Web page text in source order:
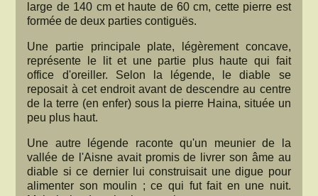
large de 140 cm et haute de 60 cm, cette pierre est
formée de deux parties contiguës.
Une partie principale plate, légèrement concave,
représente le lit et une partie plus haute qui fait
office d'oreiller. Selon la légende, le diable se
reposait à cet endroit avant de descendre au centre
de la terre (en enfer) sous la pierre Haina, située un
peu plus haut.
Une autre légende raconte qu'un meunier de la
vallée de l'Aisne avait promis de livrer son âme au
diable si ce dernier lui construisait une digue pour
alimenter son moulin ; ce qui fut fait en une nuit.